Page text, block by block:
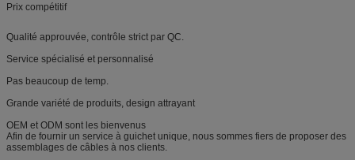
Prix ​​compétitif
Qualité approuvée, contrôle strict par QC.
Service spécialisé et personnalisé
Pas beaucoup de temp.
Grande variété de produits, design attrayant
OEM et ODM sont les bienvenus
Afin de fournir un service à guichet unique, nous sommes fiers de proposer des
assemblages de câbles à nos clients.